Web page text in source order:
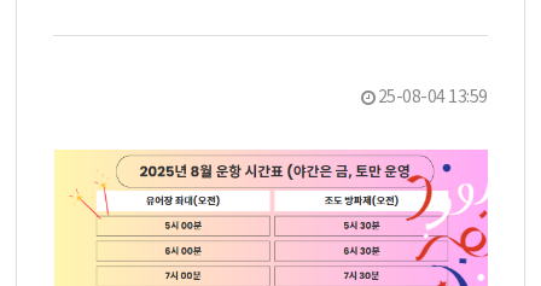
25-08-04 13:59